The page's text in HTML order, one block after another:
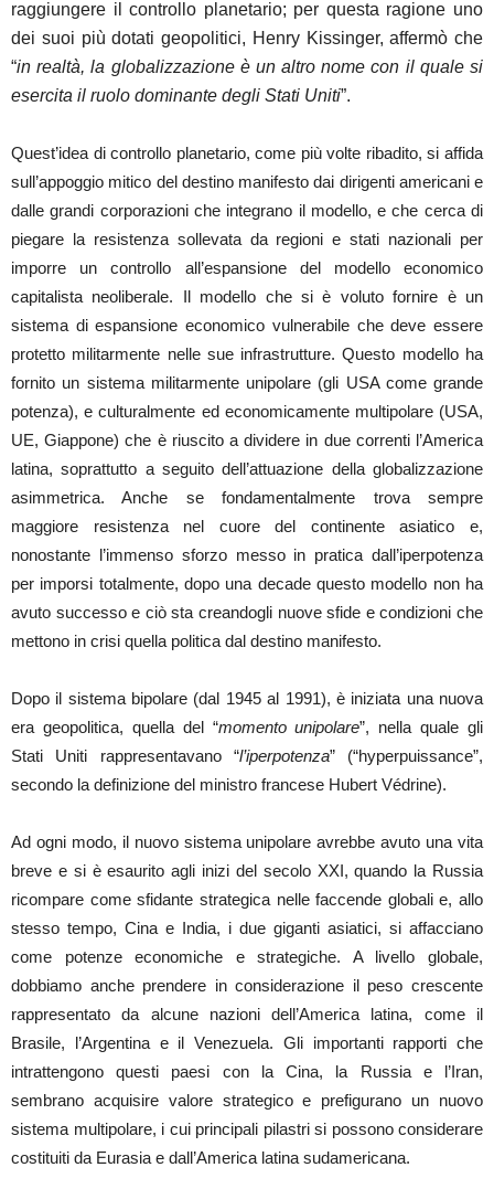
raggiungere il controllo planetario; per questa ragione uno
dei suoi più dotati geopolitici, Henry Kissinger, affermò che
“in realtà, la globalizzazione è un altro nome con il quale si
esercita il ruolo dominante degli Stati Uniti”.
Quest’idea di controllo planetario, come più volte ribadito, si affida
sull’appoggio mitico del destino manifesto dai dirigenti americani e
dalle grandi corporazioni che integrano il modello, e che cerca di
piegare la resistenza sollevata da regioni e stati nazionali per
imporre un controllo all’espansione del modello economico
capitalista neoliberale. Il modello che si è voluto fornire è un
sistema di espansione economico vulnerabile che deve essere
protetto militarmente nelle sue infrastrutture. Questo modello ha
fornito un sistema militarmente unipolare (gli USA come grande
potenza), e culturalmente ed economicamente multipolare (USA,
UE, Giappone) che è riuscito a dividere in due correnti l’America
latina, soprattutto a seguito dell’attuazione della globalizzazione
asimmetrica. Anche se fondamentalmente trova sempre
maggiore resistenza nel cuore del continente asiatico e,
nonostante l’immenso sforzo messo in pratica dall’iperpotenza
per imporsi totalmente, dopo una decade questo modello non ha
avuto successo e ciò sta creandogli nuove sfide e condizioni che
mettono in crisi quella politica dal destino manifesto.
Dopo il sistema bipolare (dal 1945 al 1991), è iniziata una nuova
era geopolitica, quella del “momento unipolare”, nella quale gli
Stati Uniti rappresentavano “l’iperpotenza” (“hyperpuissance”,
secondo la definizione del ministro francese Hubert Védrine).
Ad ogni modo, il nuovo sistema unipolare avrebbe avuto una vita
breve e si è esaurito agli inizi del secolo XXI, quando la Russia
ricompare come sfidante strategica nelle faccende globali e, allo
stesso tempo, Cina e India, i due giganti asiatici, si affacciano
come potenze economiche e strategiche. A livello globale,
dobbiamo anche prendere in considerazione il peso crescente
rappresentato da alcune nazioni dell’America latina, come il
Brasile, l’Argentina e il Venezuela. Gli importanti rapporti che
intrattengono questi paesi con la Cina, la Russia e l’Iran,
sembrano acquisire valore strategico e prefigurano un nuovo
sistema multipolare, i cui principali pilastri si possono considerare
costituiti da Eurasia e dall’America latina sudamericana.